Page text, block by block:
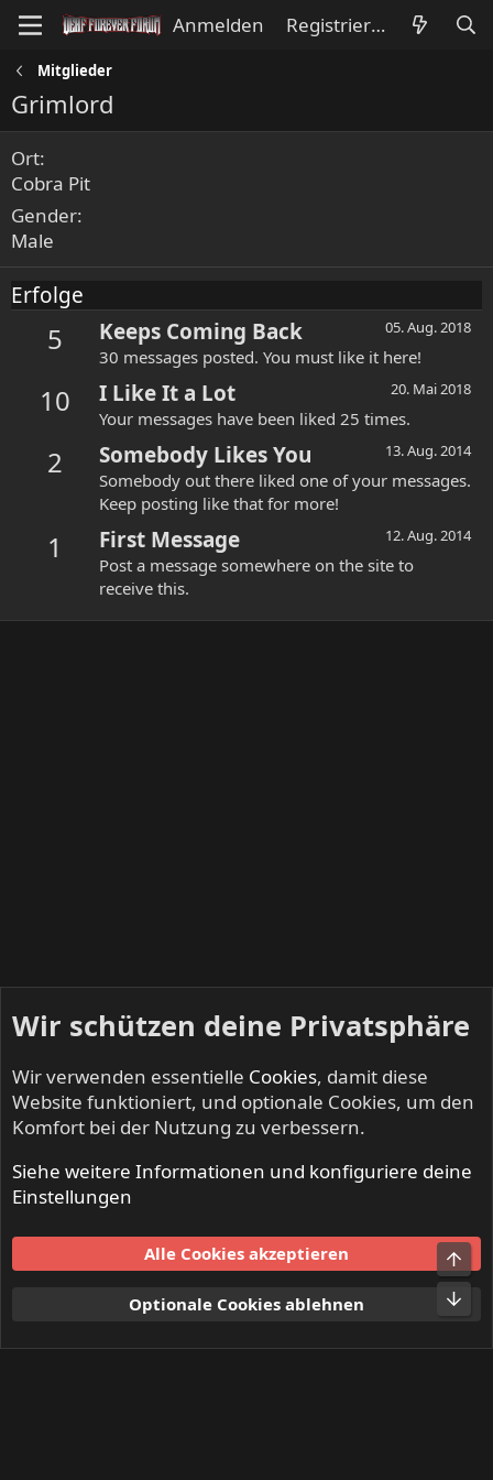
Anmelden Registrieren
Mitglieder
Grimlord
Ort
Cobra Pit
Gender
Male
Erfolge
5 05. Aug. 2018
Keeps Coming Back
30 messages posted. You must like it here!
10 20. Mai 2018
I Like It a Lot
Your messages have been liked 25 times.
2 13. Aug. 2014
Somebody Likes You
Somebody out there liked one of your messages.
Keep posting like that for more!
1 12. Aug. 2014
First Message
Post a message somewhere on the site to
receive this.
Mitglieder
Nutzungsbedingungen
Datenschutz
S
Wir schützen deine Privatsphäre
Wir verwenden essentielle Cookies, damit diese
Website funktioniert, und optionale Cookies, um den
Komfort bei der Nutzung zu verbessern.
Siehe weitere Informationen und konfiguriere deine
Einstellungen
Alle Cookies akzeptieren
Optionale Cookies ablehnen